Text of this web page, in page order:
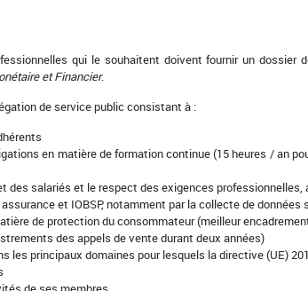
qui le souhaitent doivent fournir un
et Financier.
de service public consistant à :
en matière de formation continue (15 heures / an
des salariés et le respect des exigences professionnelles,
et IOBSP, notamment par la collecte de
de protection du consommateur (meilleur
des appels de vente durant deux années)
les principaux domaines pour lesquels la directive (UE)